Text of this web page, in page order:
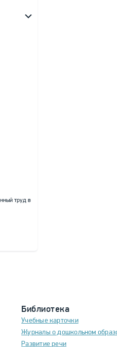
труд в
Библиотека
Учебные карточки
Журналы о дошкольном
Развитие речи